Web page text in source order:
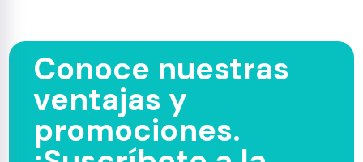
Conoce nuestras
ventajas y
promociones.